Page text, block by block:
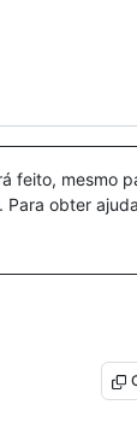
feito, mesmo
. Para obter